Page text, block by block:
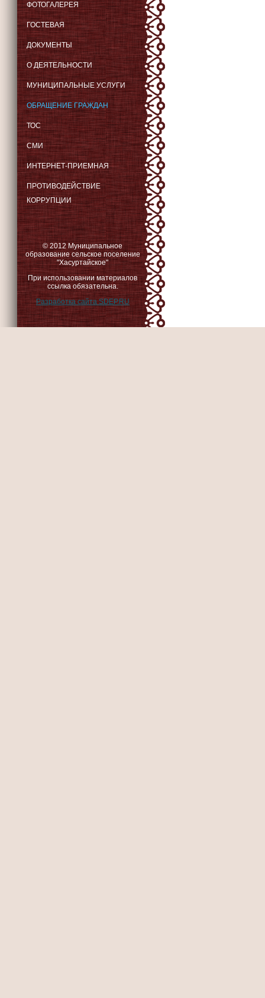
ФОТОГАЛЕРЕЯ
ГОСТЕВАЯ
ДОКУМЕНТЫ
О ДЕЯТЕЛЬНОСТИ
МУНИЦИПАЛЬНЫЕ УСЛУГИ
ОБРАЩЕНИЕ ГРАЖДАН
ТОС
СМИ
ИНТЕРНЕТ-ПРИЕМНАЯ
ПРОТИВОДЕЙСТВИЕ
КОРРУПЦИИ
© 2012 Муниципальное
образование сельское поселение
"Хасуртайское"
При использовании материалов
ссылка обязательна.
Разработка сайта SDEP.RU